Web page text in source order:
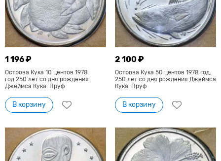
1 196 ₽
Острова Кука 10 центов 1978
год.250 лет со дня рождения
Джеймса Кука. Пруф
В корзину
2 100 ₽
Острова Кука 50 центов 1978 год.
250 лет со дня рождения Джеймса
Кука. Пруф
В корзину